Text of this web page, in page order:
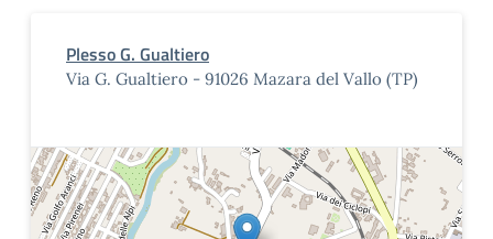
Plesso G. Gualtiero
Via G. Gualtiero - 91026 Mazara del Vallo (TP)